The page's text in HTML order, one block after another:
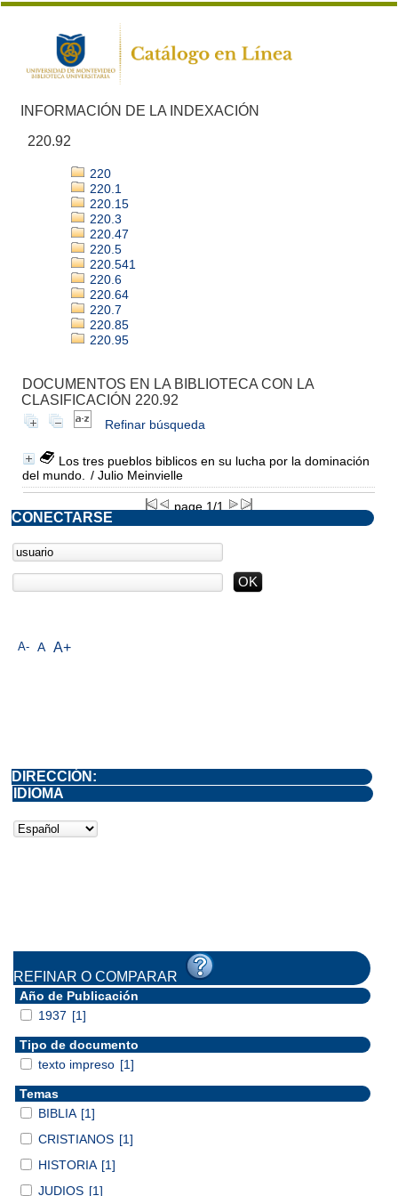
INFORMACIÓN DE LA INDEXACIÓN
220.92
220
220.1
220.15
220.3
220.47
220.5
220.541
220.6
220.64
220.7
220.85
220.95
DOCUMENTOS EN LA BIBLIOTECA CON LA
CLASIFICACIÓN 220.92
Refinar búsqueda
Los tres pueblos biblicos en su lucha por la dominación
del mundo.
/ Julio Meinvielle
page 1/1
A- A A+
CONECTARSE
DIRECCIÓN:
IDIOMA
REFINAR O COMPARAR
Año de Publicación
1937 [1]
Tipo de documento
texto impreso [1]
Temas
BIBLIA [1]
CRISTIANOS [1]
HISTORIA [1]
JUDIOS [1]